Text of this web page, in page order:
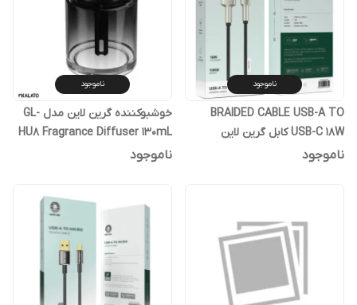
ناموجود
BRAIDED CABLE USB-A TO
USB-C 18W کابل گرین لاین
ناموجود
ناموجود
خوشبوکننده گرین لاین مدل GL-
HU8 Fragrance Diffuser 130mL
ناموجود